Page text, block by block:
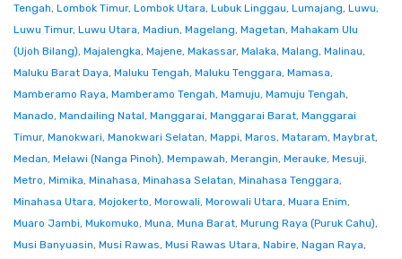
Tengah, Lombok Timur, Lombok Utara, Lubuk Linggau, Lumajang, Luwu,
Luwu Timur, Luwu Utara, Madiun, Magelang, Magetan, Mahakam Ulu
(Ujoh Bilang), Majalengka, Majene, Makassar, Malaka, Malang, Malinau,
Maluku Barat Daya, Maluku Tengah, Maluku Tenggara, Mamasa,
Mamberamo Raya, Mamberamo Tengah, Mamuju, Mamuju Tengah,
Manado, Mandailing Natal, Manggarai, Manggarai Barat, Manggarai
Timur, Manokwari, Manokwari Selatan, Mappi, Maros, Mataram, Maybrat,
Medan, Melawi (Nanga Pinoh), Mempawah, Merangin, Merauke, Mesuji,
Metro, Mimika, Minahasa, Minahasa Selatan, Minahasa Tenggara,
Minahasa Utara, Mojokerto, Morowali, Morowali Utara, Muara Enim,
Muaro Jambi, Mukomuko, Muna, Muna Barat, Murung Raya (Puruk Cahu),
Musi Banyuasin, Musi Rawas, Musi Rawas Utara, Nabire, Nagan Raya,